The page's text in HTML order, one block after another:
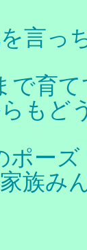
言っ
で育
もど
ーズ
族み